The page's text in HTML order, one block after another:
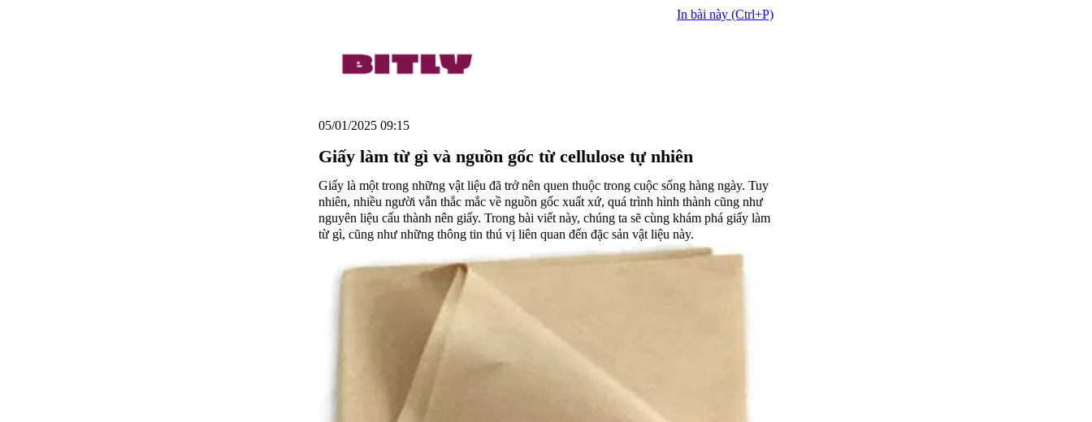
05/01/2025 09:15
In bài này (Ctrl+P)
Giấy làm từ gì và nguồn gốc từ cellulose tự nhiên
Giấy là một trong những vật liệu đã trở nên quen thuộc trong cuộc sống hàng ngày. Tuy
nhiên, nhiều người vẫn thắc mắc về nguồn gốc xuất xứ, quá trình hình thành cũng như
nguyên liệu cấu thành nên giấy. Trong bài viết này, chúng ta sẽ cùng khám phá giấy làm
từ gì, cũng như những thông tin thú vị liên quan đến đặc sản vật liệu này.